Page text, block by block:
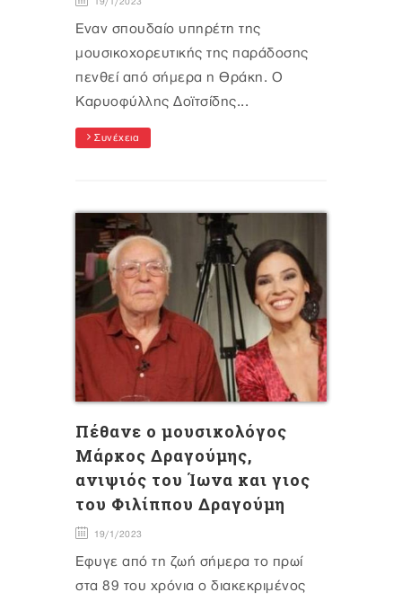
Έναν σπουδαίο υπηρέτη της
μουσικοχορευτικής της παράδοσης
πενθεί από σήμερα η Θράκη. Ο
Καρυοφύλλης Δοϊτσίδης...
Συνέχεια
Πέθανε ο μουσικολόγος
Μάρκος Δραγούμης,
ανιψιός του Ίωνα και γιος
του Φιλίππου Δραγούμη
19/1/2023
Έφυγε από τη ζωή σήμερα το πρωί
στα 89 του χρόνια ο διακεκριμένος